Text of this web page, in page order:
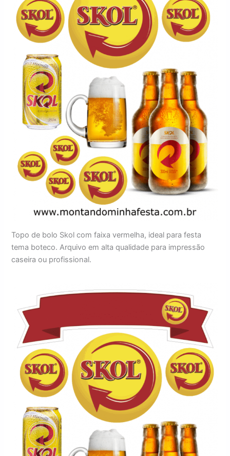
Topo de bolo Skol com faixa vermelha, ideal para festa
tema boteco. Arquivo em alta qualidade para impressão
caseira ou profissional.